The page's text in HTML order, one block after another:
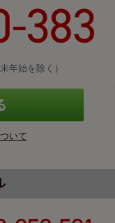
年始を除く）
いて